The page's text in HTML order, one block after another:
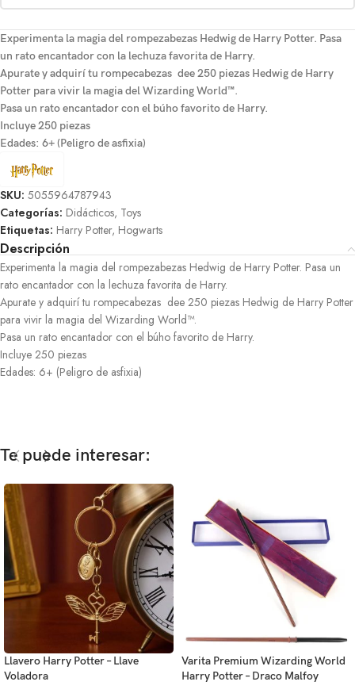
Experimenta la magia del rompezabezas Hedwig de Harry Potter. Pasa
un rato encantador con la lechuza favorita de Harry.
Apurate y adquirí tu rompecabezas dee 250 piezas Hedwig de Harry
Potter para vivir la magia del Wizarding World™.
Pasa un rato encantador con el búho favorito de Harry.
Incluye 250 piezas
Edades: 6+ (Peligro de asfixia)
SKU: 5055964787943
Categorías: Didácticos, Toys
Etiquetas: Harry Potter, Hogwarts
Descripción
Experimenta la magia del rompezabezas Hedwig de Harry Potter. Pasa un
rato encantador con la lechuza favorita de Harry.
Apurate y adquirí tu rompecabezas dee 250 piezas Hedwig de Harry Potter
para vivir la magia del Wizarding World™.
Pasa un rato encantador con el búho favorito de Harry.
Incluye 250 piezas
Edades: 6+ (Peligro de asfixia)
Te puede interesar:
Llavero Harry Potter – Llave
Voladora
Varita Premium Wizarding World
Harry Potter – Draco Malfoy